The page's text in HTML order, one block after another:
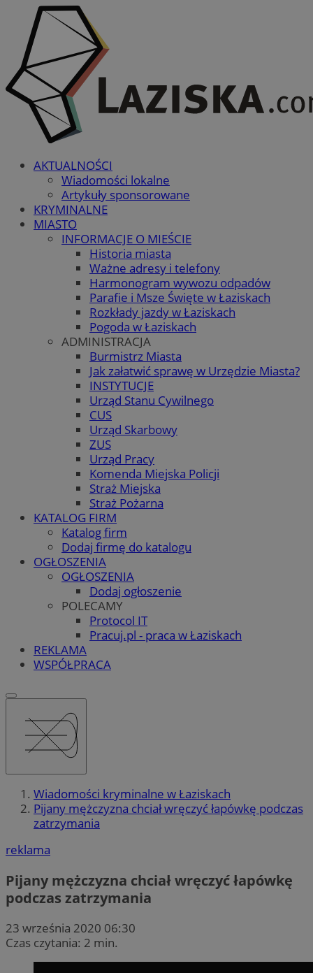
AKTUALNOŚCI
Wiadomości lokalne
Artykuły sponsorowane
KRYMINALNE
MIASTO
INFORMACJE O MIEŚCIE
Historia miasta
Ważne adresy i telefony
Harmonogram wywozu odpadów
Parafie i Msze Święte w Łaziskach
Rozkłady jazdy w Łaziskach
Pogoda w Łaziskach
ADMINISTRACJA
Burmistrz Miasta
Jak załatwić sprawę w Urzędzie Miasta?
INSTYTUCJE
Urząd Stanu Cywilnego
CUS
Urząd Skarbowy
ZUS
Urząd Pracy
Komenda Miejska Policji
Straż Miejska
Straż Pożarna
KATALOG FIRM
Katalog firm
Dodaj firmę do katalogu
OGŁOSZENIA
OGŁOSZENIA
Dodaj ogłoszenie
POLECAMY
Protocol IT
Pracuj.pl - praca w Łaziskach
REKLAMA
WSPÓŁPRACA
Wiadomości kryminalne w Łaziskach
Pijany mężczyzna chciał wręczyć łapówkę podczas
zatrzymania
reklama
Pijany mężczyzna chciał wręczyć łapówkę
podczas zatrzymania
23 września 2020 06:30
Czas czytania: 2 min.